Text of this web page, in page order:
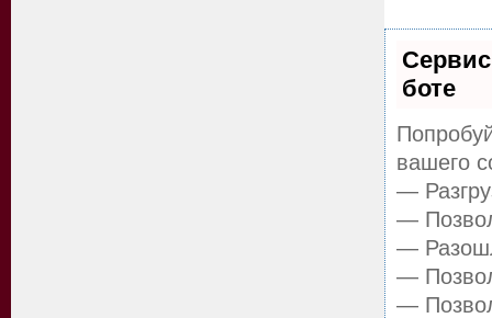
боте
вашего
—
—
—
—
—